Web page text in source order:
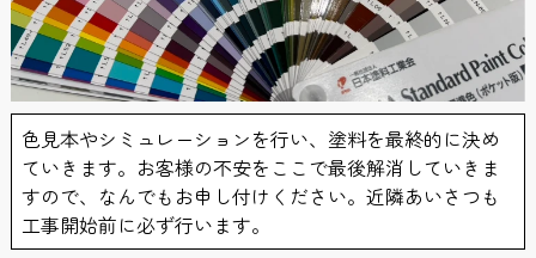
色見本やシミュレーションを行い、塗料を最終的に決め
ていきます。お客様の不安をここで最後解消していきま
すので、なんでもお申し付けください。近隣あいさつも
工事開始前に必ず行います。